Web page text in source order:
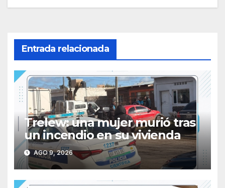
Entrada relacionada
Trelew: una mujer murió tras
un incendio en su vivienda
AGO 9, 2026